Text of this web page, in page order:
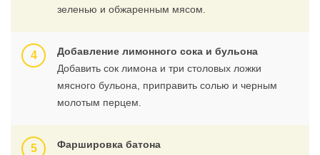
зеленью и обжаренным мясом.
Добавление лимонного сока и бульона
Добавить сок лимона и три столовых ложки
мясного бульона, приправить солью и черным
молотым перцем.
Фаршировка батона